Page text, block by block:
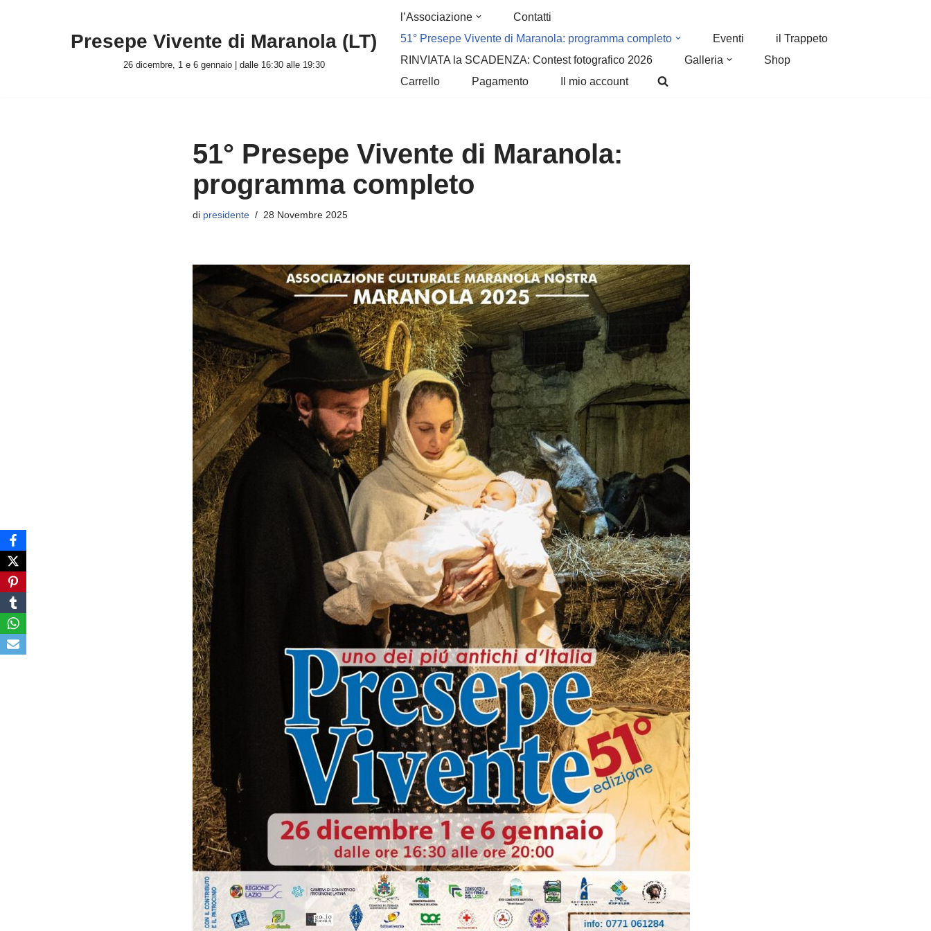
Presepe Vivente di Maranola (LT)
26 dicembre, 1 e 6 gennaio | dalle 16:30 alle 19:30
l’Associazione
Contatti
51° Presepe Vivente di Maranola: programma completo
Eventi
il Trappeto
RINVIATA la SCADENZA: Contest fotografico 2026
Galleria
Shop
Carrello
Pagamento Il mio account
51° Presepe Vivente di Maranola:
programma completo
di presidente 28 Novembre 2025